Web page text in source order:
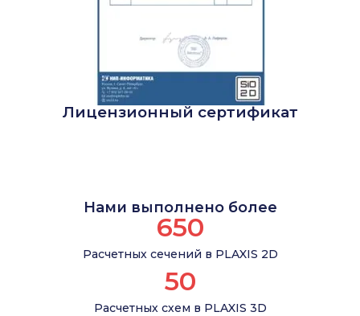
Лицензионный сертификат
Нами выполнено более
Расчетных сечений в PLAXIS 2D
650
Расчетных схем в PLAXIS 3D
50